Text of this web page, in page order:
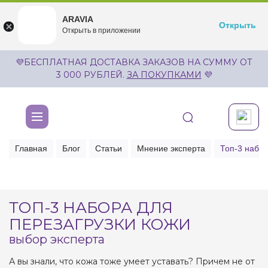
undefined
Бесплатноru.aravia.new
Открыть
💜БЕСПЛАТНАЯ ДОСТАВКА ЗАКАЗОВ НА СУММУ ОТ
3 000 РУБЛЕЙ. ЗА ПОКУПКАМИ 💜
Главная Блог Статьи Мнение эксперта Топ-3
ТОП-3 НАБОРА ДЛЯ
ПЕРЕЗАГРУЗКИ КОЖИ
выбор эксперта
А вы знали, что кожа тоже умеет уставать? Причем не от
ARAVIA
Открыть в приложении
Открыть